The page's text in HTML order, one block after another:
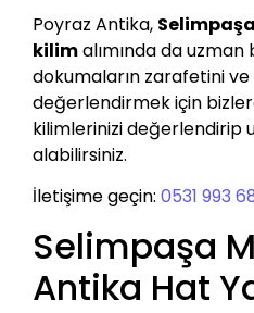
Poyraz Antika,
kilimalımında da
dokumaların zarafetini
değerlendirmek için
kilimlerinizi değerlendirip
alabilirsiniz.
İletişime geçin: 0531 993
Selimpaşa
Antika Hat